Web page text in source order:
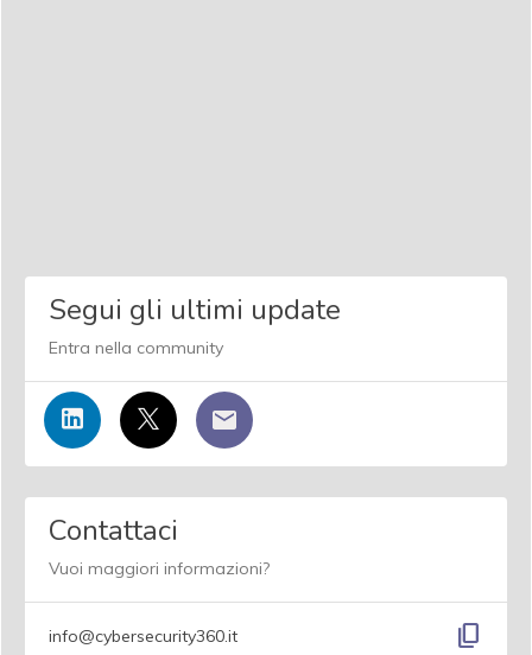
Segui gli ultimi update
Entra nella community
Contattaci
Vuoi maggiori informazioni?
info@cybersecurity360.it content_copy